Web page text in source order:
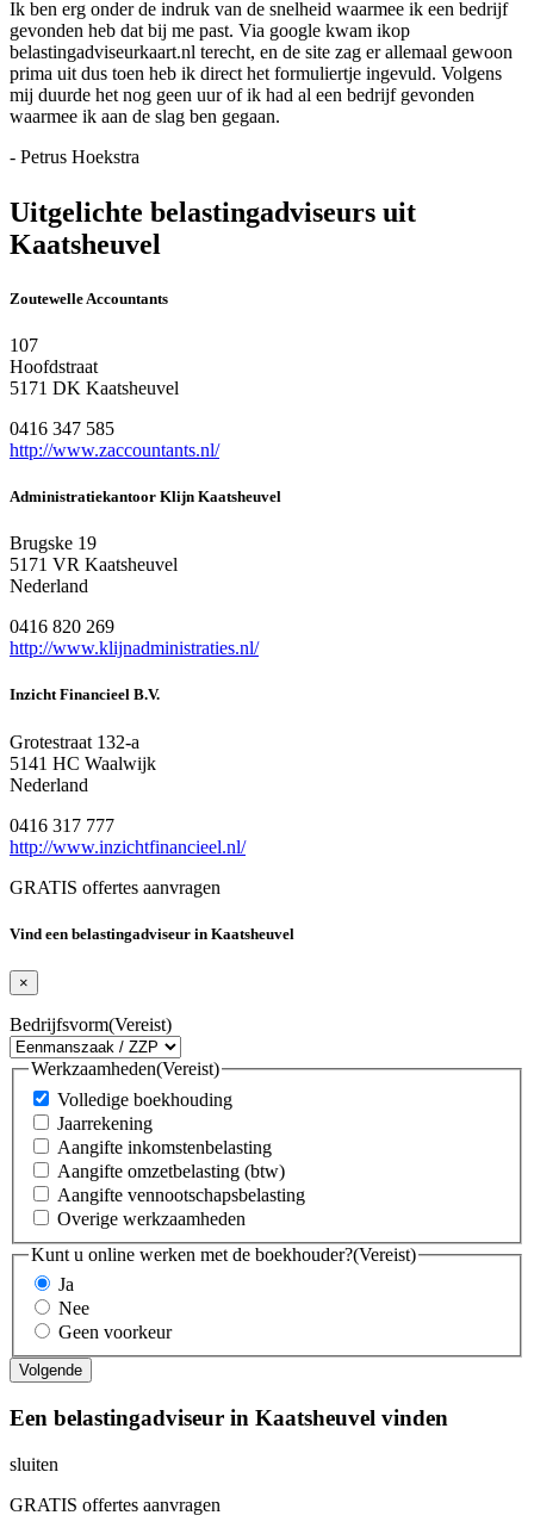
Ik ben erg onder de indruk van de snelheid waarmee ik een bedrijf
gevonden heb dat bij me past. Via google kwam ikop
belastingadviseurkaart.nl terecht, en de site zag er allemaal gewoon
prima uit dus toen heb ik direct het formuliertje ingevuld. Volgens
mij duurde het nog geen uur of ik had al een bedrijf gevonden
waarmee ik aan de slag ben gegaan.
- Petrus Hoekstra
Uitgelichte belastingadviseurs uit
Kaatsheuvel
Zoutewelle Accountants
107
Hoofdstraat
5171 DK Kaatsheuvel
0416 347 585
http://www.zaccountants.nl/
Administratiekantoor Klijn Kaatsheuvel
Brugske 19
5171 VR Kaatsheuvel
Nederland
0416 820 269
http://www.klijnadministraties.nl/
Inzicht Financieel B.V.
Grotestraat 132-a
5141 HC Waalwijk
Nederland
0416 317 777
http://www.inzichtfinancieel.nl/
GRATIS offertes aanvragen
Vind een belastingadviseur in Kaatsheuvel
×
Bedrijfsvorm(Vereist)
Werkzaamheden(Vereist)
Volledige boekhouding
Jaarrekening
Aangifte inkomstenbelasting
Aangifte omzetbelasting (btw)
Aangifte vennootschapsbelasting
Overige werkzaamheden
Kunt u online werken met de boekhouder?(Vereist)
Ja
Nee
Geen voorkeur
Een belastingadviseur in Kaatsheuvel vinden
sluiten
GRATIS offertes aanvragen